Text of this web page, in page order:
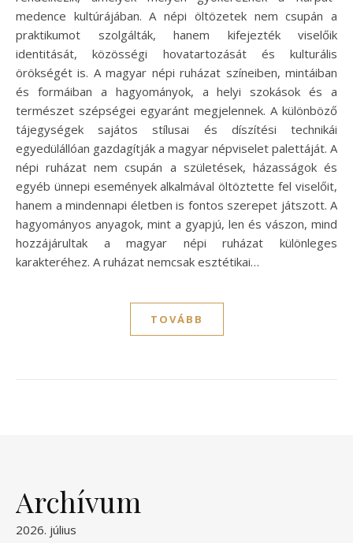
medence kultúrájában. A népi öltözetek nem csupán a
praktikumot szolgálták, hanem kifejezték viselőik
identitását, közösségi hovatartozását és kulturális
örökségét is. A magyar népi ruházat színeiben, mintáiban
és formáiban a hagyományok, a helyi szokások és a
természet szépségei egyaránt megjelennek. A különböző
tájegységek sajátos stílusai és díszítési technikái
egyedülállóan gazdagítják a magyar népviselet palettáját. A
népi ruházat nem csupán a születések, házasságok és
egyéb ünnepi események alkalmával öltöztette fel viselőit,
hanem a mindennapi életben is fontos szerepet játszott. A
hagyományos anyagok, mint a gyapjú, len és vászon, mind
hozzájárultak a magyar népi ruházat különleges
karakteréhez. A ruházat nemcsak esztétikai…
TOVÁBB
Archívum
2026. július